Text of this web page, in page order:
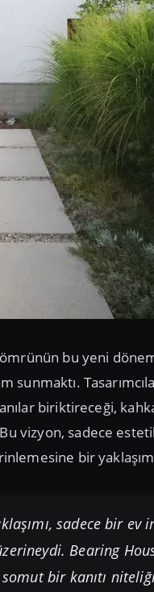
bu yeni
sunmaktı.
biriktireceği,
vizyon, sadece
bir
sadece bir ev
Bearing
bir kanıtı